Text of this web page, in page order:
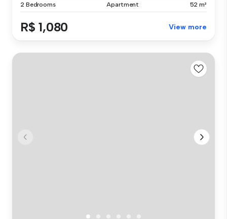
2 Bedrooms Apartment 52 m²
R$ 1,080 View more